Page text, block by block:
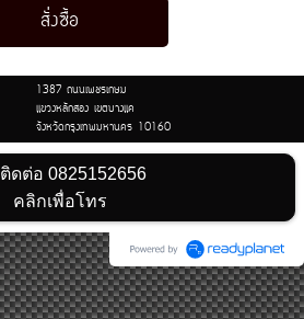
1387 ถนนเพชรเกษม
แขวงหลักสอง เขตบางแค
จังหวัดกรุงเทพมหานคร 10160
ติดต่อ0825152656
คลิกเพื่อโทร